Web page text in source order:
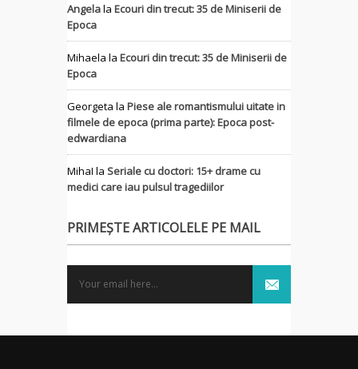
Angelala Ecouri din trecut: 35 de Miniserii de
Epoca
Mihaela la Ecouri din trecut: 35 de Miniserii de
Epoca
Georgeta la Piese ale romantismului uitate in
filmele de epoca (prima parte): Epoca post-
edwardiana
MihaI la Seriale cu doctori: 15+ drame cu
medici care iau pulsul tragediilor
PRIMEȘTE ARTICOLELE PE MAIL